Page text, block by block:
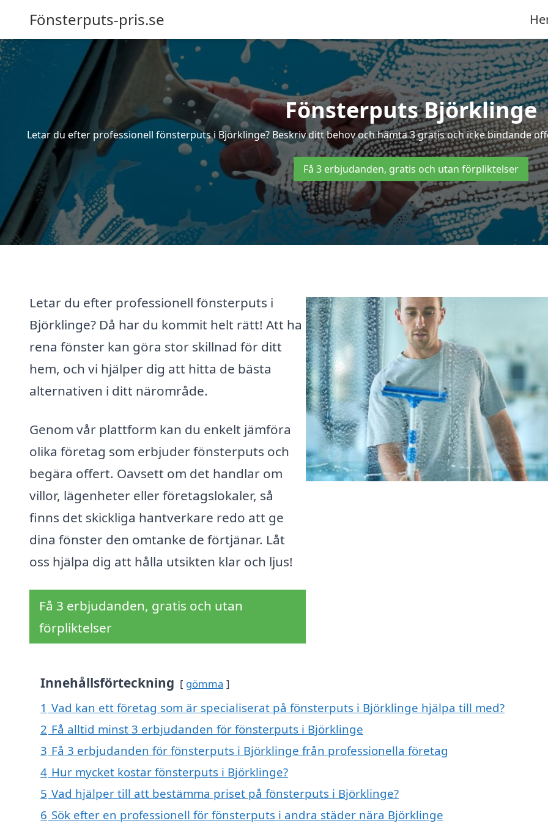
Fönsterputs-pris.se
Fönsterputs Björklinge
Letar du efter professionell fönsterputs i Björklinge? Beskriv ditt behov och hämta 3 gratis och icke bindande
Få 3 erbjudanden, gratis och utan förpliktelser
Letar du efter professionell fönsterputs i
Björklinge? Då har du kommit helt rätt! Att ha
rena fönster kan göra stor skillnad för ditt
hem, och vi hjälper dig att hitta de bästa
alternativen i ditt närområde.
Genom vår plattform kan du enkelt jämföra
olika företag som erbjuder fönsterputs och
begära offert. Oavsett om det handlar om
villor, lägenheter eller företagslokaler, så
finns det skickliga hantverkare redo att ge
dina fönster den omtanke de förtjänar. Låt
oss hjälpa dig att hålla utsikten klar och ljus!
Få 3 erbjudanden, gratis och utan
förpliktelser
Innehållsförteckning gömma
1 Vad kan ett företag som är specialiserat på fönsterputs i Björklinge hjälpa till med?
2 Få alltid minst 3 erbjudanden för fönsterputs i Björklinge
3 Få 3 erbjudanden för fönsterputs i Björklinge från professionella företag
4 Hur mycket kostar fönsterputs i Björklinge?
5 Vad hjälper till att bestämma priset på fönsterputs i Björklinge?
6 Sök efter en professionell för fönsterputs i andra städer nära Björklinge